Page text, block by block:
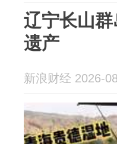
辽宁长山
遗产
新浪财经 2026-